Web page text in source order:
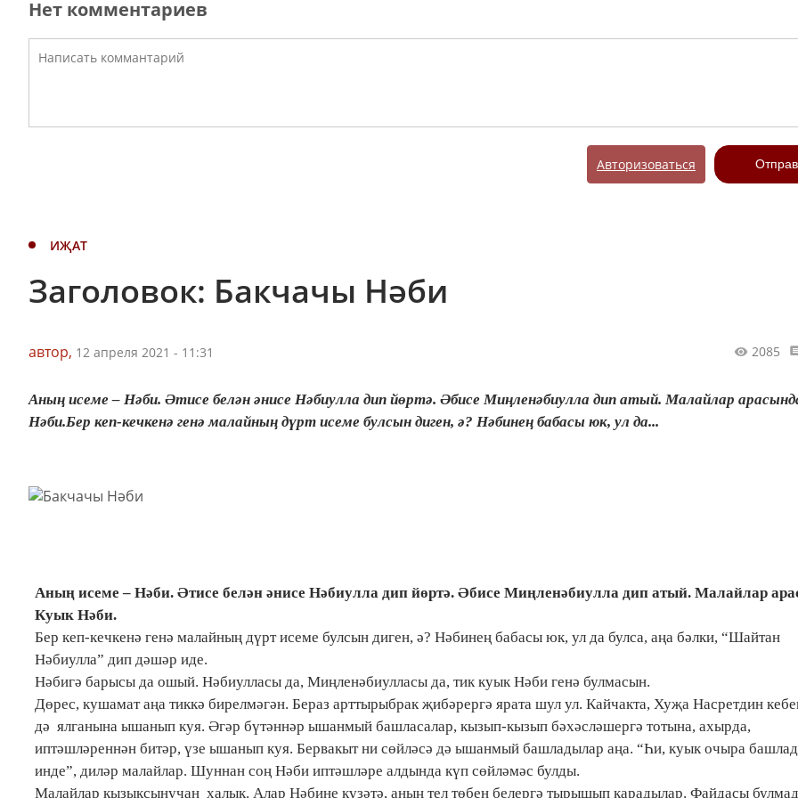
Нет комментариев
Авторизоваться
ИҖАТ
Заголовок: Бакчачы Нәби
автор, 12 апреля 2021 - 11:31 2085
Аның исеме – Нәби. Әтисе белән әнисе Нәбиулла дип йөртә. Әбисе Миңленәбиулла дип атый. Малайлар
Нәби.Бер кеп-кечкенә генә малайның дүрт исеме булсын диген, ә? Нәбинең бабасы юк, ул да...
Аның исеме – Нәби. Әтисе белән әнисе Нәбиулла дип йөртә. Әбисе Миңленәбиулла дип атый. Малайлар
Куык Нәби.
Бер кеп-кечкенә генә малайның дүрт исеме булсын диген, ә? Нәбинең бабасы юк, ул да булса, аңа бәлки, “Шайтан
Нәбиулла” дип дәшәр иде.
Нәбигә барысы да ошый. Нәбиулласы да, Миңленәбиулласы да, тик куык Нәби генә булмасын.
Дөрес, кушамат аңа тиккә бирелмәгән. Бераз арттырыбрак җибәрергә ярата шул ул. Кайчакта, Хуҗа Насретдин
дә ялганына ышанып куя. Әгәр бүтәннәр ышанмый башласалар, кызып-кызып бәхәсләшергә тотына, ахырда,
иптәшләреннән битәр, үзе ышанып куя. Бервакыт ни сөйләсә дә ышанмый башладылар аңа. “Һи, куык очыра
инде”, диләр малайлар. Шуннан соң Нәби иптәшләре алдында күп сөйләмәс булды.
Малайлар кызыксынучан халык. Алар Нәбине күзәтә, аның тел төбен белергә тырышып карадылар. Файдасы